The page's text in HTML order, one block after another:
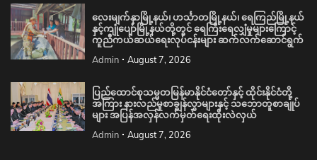
လေးမျက်နှာမြို့နယ်၊ ဟင်္သာတမြို့နယ်၊ ရေကြည်မြို့နယ်
နှင့်ကျုံပျော်မြို့နယ်တို့တွင် ရေကြီးရေလျှံမှုများကြောင့်
ကူညီကယ်ဆယ်ရေးလုပ်ငန်းများ ဆက်လက်ဆောင်ရွက်
Admin August 7, 2026
ပြည်ထောင်စုသမ္မတမြန်မာနိုင်ငံတော်နှင့် ထိုင်းနိုင်ငံတို့
အကြား နားလည်မှုစာချွန်လွှာများနှင့် သဘောတူစာချုပ်
များ အပြန်အလှန်လက်မှတ်ရေးထိုးလဲလှယ်
Admin August 7, 2026